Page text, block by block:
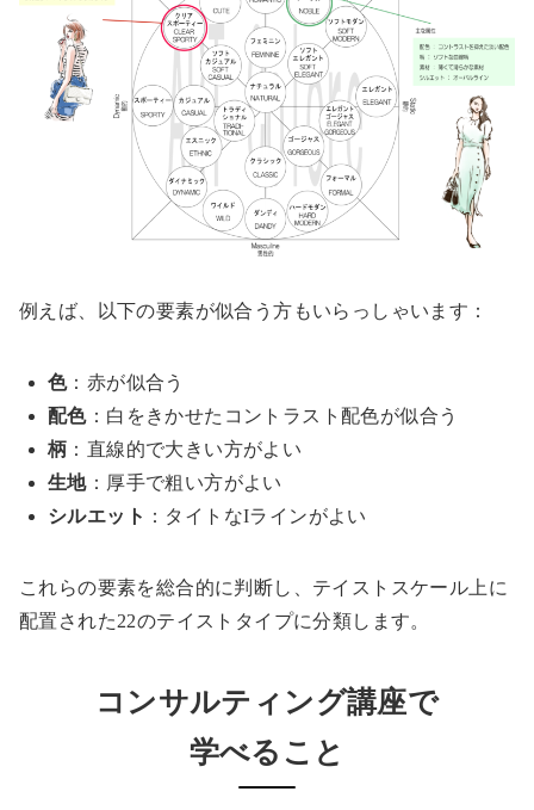
例えば、以下の要素が似合う方もいらっしゃいます：
色：赤が似合う
配色：白をきかせたコントラスト配色が似合う
柄 ：直線的で大きい方がよい
生地：厚手で粗い方がよい
シルエット ：タイトなIラインがよい
これらの要素を総合的に判断し、テイストスケール上に
配置された22のテイストタイプに分類します。
コンサルティング講座で
学べること